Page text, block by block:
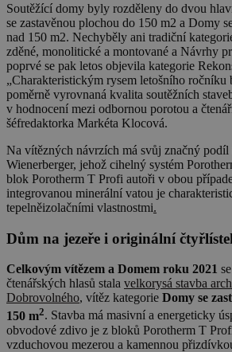
Soutěžící domy byly rozděleny do dvou
se zastavěnou plochou do 150 m2 a Domy
nad 150 m2. Nechyběly ani tradiční
zděné, monolitické a montované a Návrhy
poprvé se pak letos objevila kategorie
„Charakteristickým rysem letošního ročníku
poměrně vyrovnaná kvalita soutěžních
v hodnocení mezi odbornou porotou a
šéfredaktorka Markéta Klocová.
Na vítězných návrzích má svůj značný podíl
Wienerberger, jehož cihelný systém
blok Porotherm T Profi autoři v obou
integrovanou minerální vatou je
tepelněizolačními vlastnostmi.
Dům na jezeře i originální
Celkovým vítězem a Domem roku 2021
čtenářských hlasů stala velkorysá stavba
Dobrovolného, vítěz kategorie Domy se
150 m2. Stavba má masivní a energeticky
obvodové zdivo je z bloků Porotherm T
vzduchovou mezerou a kamennou